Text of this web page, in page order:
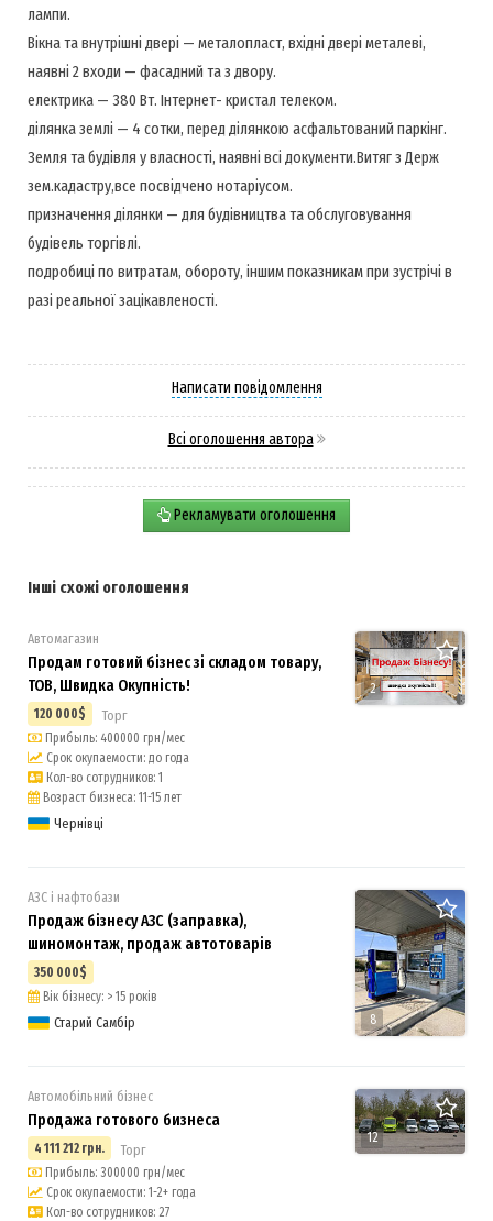
лампи.
Вікна та внутрішні двері — металопласт, вхідні двері металеві,
наявні 2 входи — фасадний та з двору.
електрика — 380 Вт. Інтернет- кристал телеком.
ділянка землі — 4 сотки, перед ділянкою асфальтований паркінг.
Земля та будівля у власності, наявні всі документи.Витяг з Держ
зем.кадастру,все посвідчено нотаріусом.
призначення ділянки — для будівництва та обслуговування
будівель торгівлі.
подробиці по витратам, обороту, іншим показникам при зустрічі в
разі реальної зацікавленості.
Написати повідомлення
Всі оголошення автора
Рекламувати оголошення
Інші схожі оголошення
2
Автомагазин
Продам готовий бізнес зі складом товару,
ТОВ, Швидка Окупність!
120 000$ Торг
Прибыль: 400000 грн/мес
Срок окупаемости: до года
Кол-во сотрудников: 1
Возраст бизнеса: 11-15 лет
Чернівці
8
АЗС і нафтобази
Продаж бізнесу АЗС (заправка),
шиномонтаж, продаж автотоварів
350 000$
Вік бізнесу: > 15 років
Старий Самбір
12
Автомобільний бізнес
Продажа готового бизнеса
4 111 212 грн. Торг
Прибыль: 300000 грн/мес
Срок окупаемости: 1-2+ года
Кол-во сотрудников: 27